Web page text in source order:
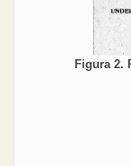
Figura 2.